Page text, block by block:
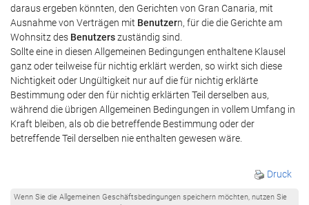
daraus ergeben könnten, den Gerichten von Gran Canaria, mit
Ausnahme von Verträgen mit Benutzern, für die die Gerichte am
Wohnsitz des Benutzerszuständig sind.
Sollte eine in diesen Allgemeinen Bedingungen enthaltene Klausel
ganz oder teilweise für nichtig erklärt werden, so wirkt sich diese
Nichtigkeit oder Ungültigkeit nur auf die für nichtig erklärte
Bestimmung oder den für nichtig erklärten Teil derselben aus,
während die übrigen Allgemeinen Bedingungen in vollem Umfang in
Kraft bleiben, als ob die betreffende Bestimmung oder der
betreffende Teil derselben nie enthalten gewesen wäre.
Druck
Wenn Sie die Allgemeinen Geschäftsbedingungen speichern möchten, nutzen Sie